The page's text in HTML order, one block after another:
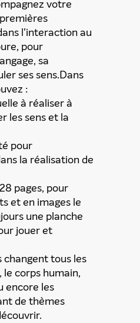
offre
ENVOYER
acceptez que ces
votre
l'interaction au
pour
sa
ses sens.Dans
:
à réaliser à
les sens et la
pour
la réalisation de
pages, pour
et en images le
une planche
jouer et
tous les
le corps humain,
encore les
de thèmes